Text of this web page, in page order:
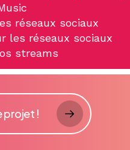
réseaux sociaux
les réseaux sociaux
streams
projet !